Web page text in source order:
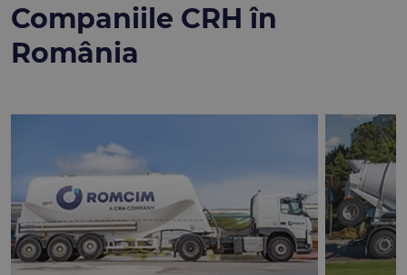
Companiile CRH în
România